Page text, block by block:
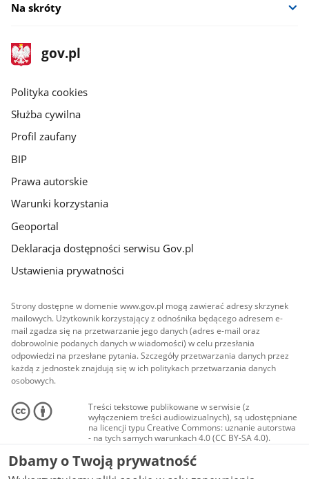
Na skróty
stopka
gov.pl
Strona
gov.pl
gov.pl
Polityka cookies
Służba cywilna
Profil zaufany
BIP
Prawa autorskie
Warunki korzystania
Geoportal
Deklaracja dostępności serwisu Gov.pl
Ustawienia prywatności
Strony dostępne w domenie www.gov.pl mogą zawierać adresy skrzynek
mailowych. Użytkownik korzystający z odnośnika będącego adresem e-
mail zgadza się na przetwarzanie jego danych (adres e-mail oraz
dobrowolnie podanych danych w wiadomości) w celu przesłania
odpowiedzi na przesłane pytania. Szczegóły przetwarzania danych przez
każdą z jednostek znajdują się w ich politykach przetwarzania danych
osobowych.
Treści tekstowe publikowane w serwisie (z
wyłączeniem treści audiowizualnych), są udostępniane
na licencji typu Creative Commons: uznanie autorstwa
- na tych samych warunkach 4.0 (CC BY-SA 4.0).
Materiały audiowizualne, w tym zdjęcia, materiały
audio i wideo, są udostępniane na licencji typu
Creative Commons: uznanie autorstwa użycie
Dbamy o Twoją prywatność